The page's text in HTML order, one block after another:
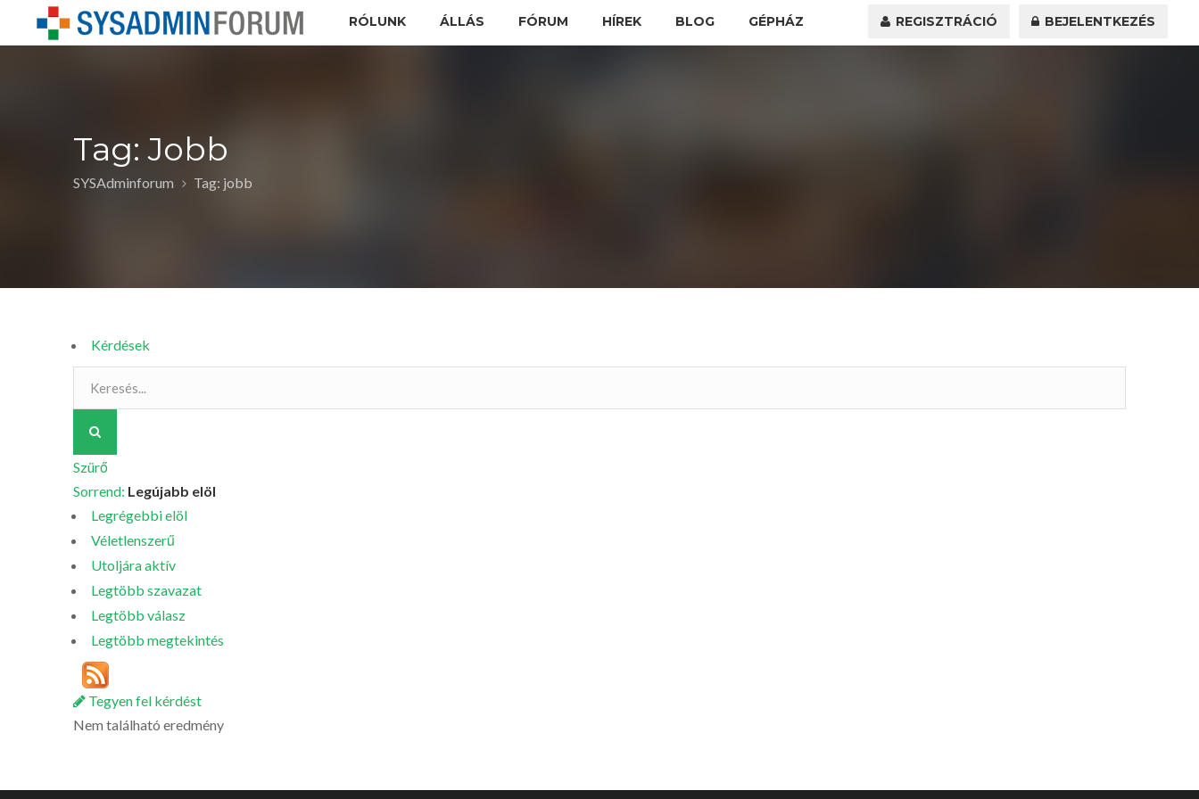
RÓLUNK ÁLLÁS FÓRUM HÍREK BLOG GÉPHÁZ REGISZTRÁCIÓ BEJELENTKEZÉS
Tag: Jobb
SYSAdminforum Tag: jobb
Kérdések
Szürő
Sorrend: Legújabb elöl
Legrégebbi elöl
Véletlenszerű
Utoljára aktív
Legtöbb szavazat
Legtöbb válasz
Legtöbb megtekintés
Tegyen fel kérdést
Nem található eredmény